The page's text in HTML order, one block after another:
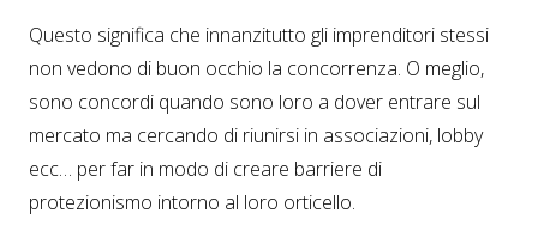
Questo significa che innanzitutto gli imprenditori stessi
non vedono di buon occhio la concorrenza. O meglio,
sono concordi quando sono loro a dover entrare sul
mercato ma cercando di riunirsi in associazioni, lobby
ecc… per far in modo di creare barriere di
protezionismo intorno al loro orticello.